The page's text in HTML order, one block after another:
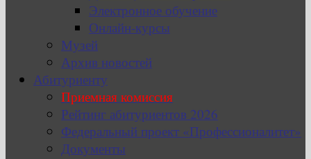
Электронное обучение
Онлайн-курсы
Музей
Архив новостей
Абитуриенту
Приемная комиссия
Рейтинг абитуриентов 2026
Федеральный проект «Профессионалитет»
Документы